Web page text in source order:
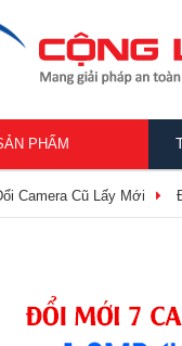
PHẨM
Camera Cũ Lấy Mới